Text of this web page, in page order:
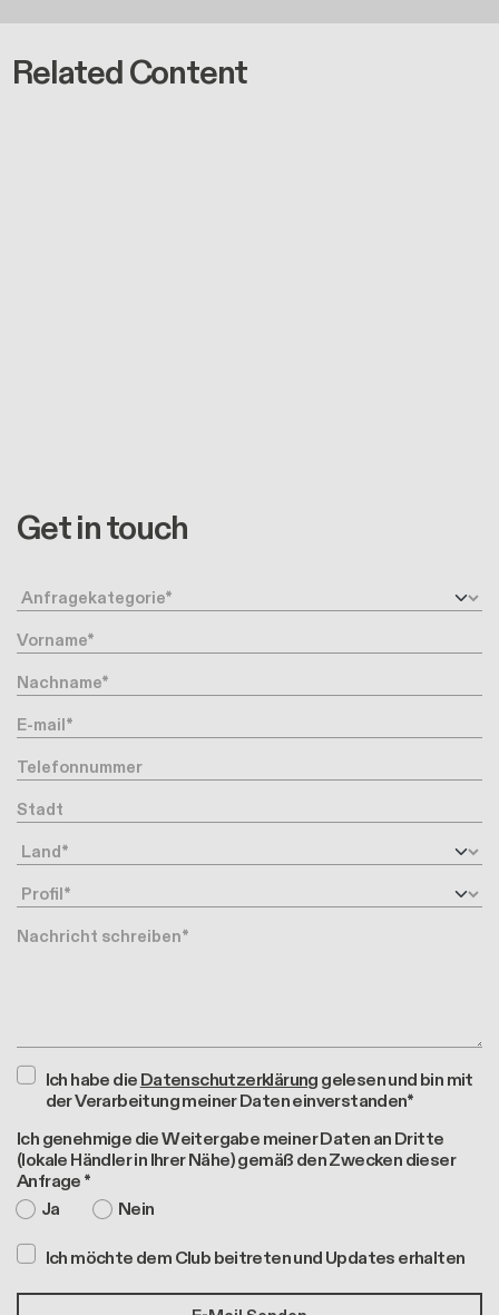
Related Content
Get in touch
Anfragetyp
Vorname
Nachname
Ihre Email-Adresse
Telefonnummer
Stadt
Land
Profil
Nachricht
Ich habe dieDatenschutzerklärunggelesen und bin mit
der Verarbeitung meiner Daten einverstanden*
Ich genehmige die Weitergabe meiner Daten an Dritte
(lokale Händler in Ihrer Nähe) gemäß den Zwecken dieser
Anfrage *
Ja
Nein
Ich möchte dem Club beitreten und Updates erhalten